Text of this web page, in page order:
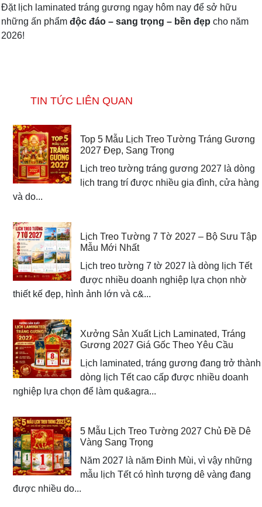
Đặt lịch laminated tráng gương ngay hôm nay để sở hữu
những ấn phẩm độc đáo – sang trọng – bền đẹp cho năm
2026!
TIN TỨC LIÊN QUAN
Top 5 Mẫu Lịch Treo Tường Tráng Gương
2027 Đẹp, Sang Trọng
Lịch treo tường tráng gương 2027 là dòng
lịch trang trí được nhiều gia đình, cửa hàng
và do...
Lịch Treo Tường 7 Tờ 2027 – Bộ Sưu Tập
Mẫu Mới Nhất
Lịch treo tường 7 tờ 2027 là dòng lịch Tết
được nhiều doanh nghiệp lựa chọn nhờ
thiết kế đẹp, hình ảnh lớn và c&...
Xưởng Sản Xuất Lịch Laminated, Tráng
Gương 2027 Giá Gốc Theo Yêu Cầu
Lịch laminated, tráng gương đang trở thành
dòng lịch Tết cao cấp được nhiều doanh
nghiệp lựa chọn để làm qu&agra...
5 Mẫu Lịch Treo Tường 2027 Chủ Đề Dê
Vàng Sang Trọng
Năm 2027 là năm Đinh Mùi, vì vậy những
mẫu lịch Tết có hình tượng dê vàng đang
được nhiều do...